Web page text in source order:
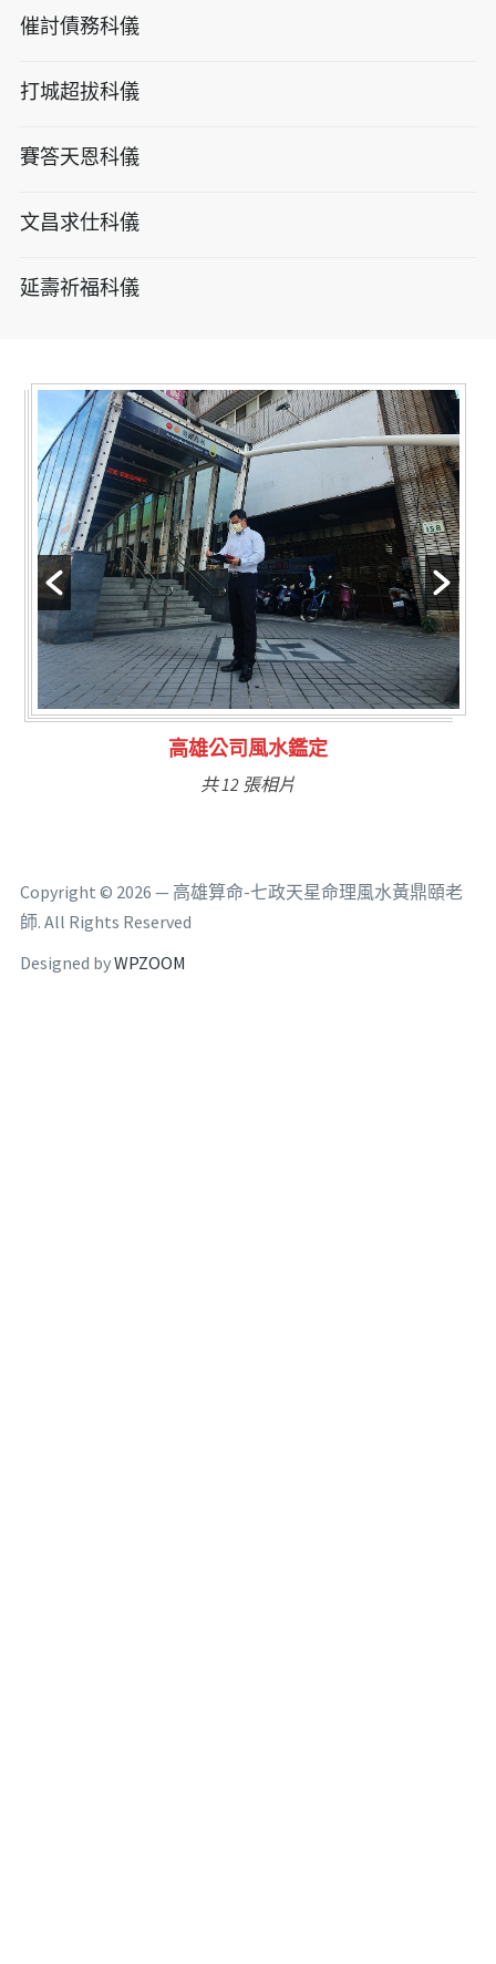
催討債務科儀
打城超拔科儀
賽答天恩科儀
文昌求仕科儀
延壽祈福科儀
林氏福主量子生基造命
共 6 張相片
Copyright © 2026 — 高雄算命-七政天星命理風水黃鼎頤老
師. All Rights Reserved
Designed byWPZOOM